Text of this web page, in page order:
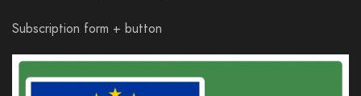
Subscription form + button